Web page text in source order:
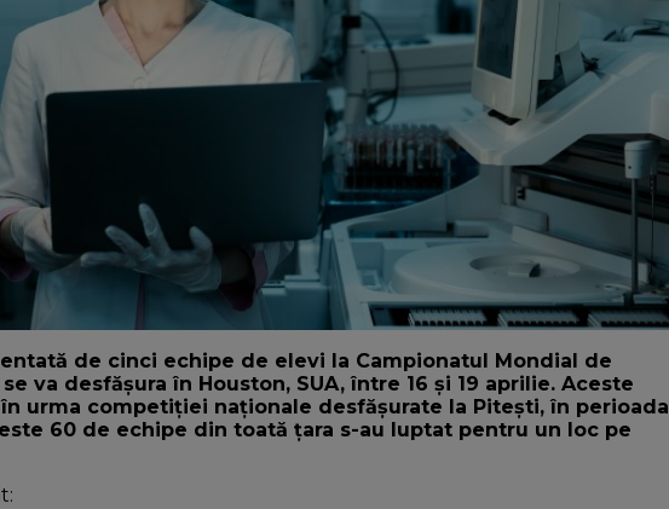
de cinci echipe de elevi la Campionatul Mondial de
se va desfășura în Houston, SUA, între 16 și 19 aprilie. Aceste
urma competiției naționale desfășurate la Pitești, în perioada
60 de echipe din toată țara s-au luptat pentru un loc pe